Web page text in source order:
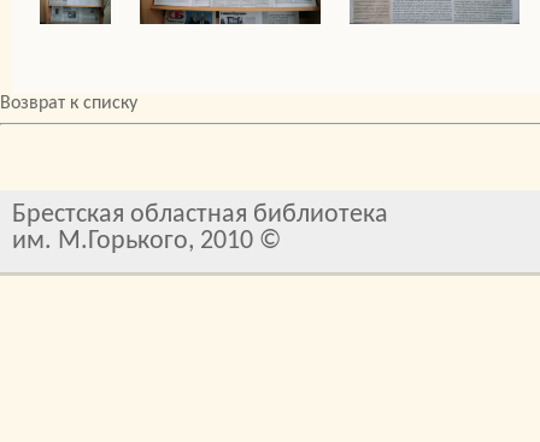
Возврат к списку
Брестская областная библиотека
им. М.Горького, 2010 ©